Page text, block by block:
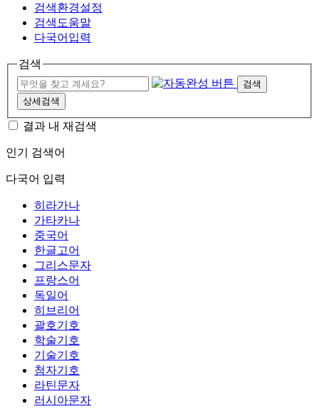
검색환경설정
검색도움말
다국어입력
검색
검색
상세검색
결과 내 재검색
인기 검색어
다국어 입력
히라가나
가타카나
중국어
한글고어
그리스문자
프랑스어
독일어
히브리어
괄호기호
학술기호
기술기호
첨자기호
라틴문자
러시아문자